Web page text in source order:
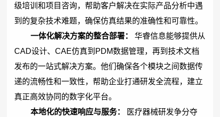
级培训和项目咨询，帮助客户解决在实际产品分析中遇
到的复杂技术难题，确保仿真结果的准确性和可靠性。
一体化解决方案的整合部署：
华睿信息能够提供从
CAD设计、CAE仿真到PDM数据管理，再到技术文档
发布的一站式解决方案。他们确保各个模块之间数据传
递的流畅性和一致性，帮助企业打通研发全流程，建立
真正高效协同的数字化平台。
本地化的快速响应与服务：
医疗器械研发争分夺